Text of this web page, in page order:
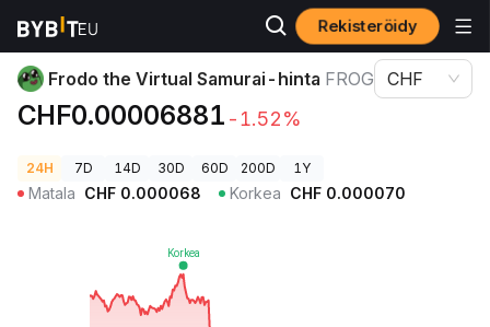
Rekisteröidy
Kryptohinnat Frodo the Virtual Samurai-hinta FROG
Frodo the Virtual Samurai-hinta FROG
CHF0.00006881 -1.52%
CHF
24H 7D 14D 30D 60D 200D 1Y
Matala CHF 0.000068 Korkea CHF 0.000070